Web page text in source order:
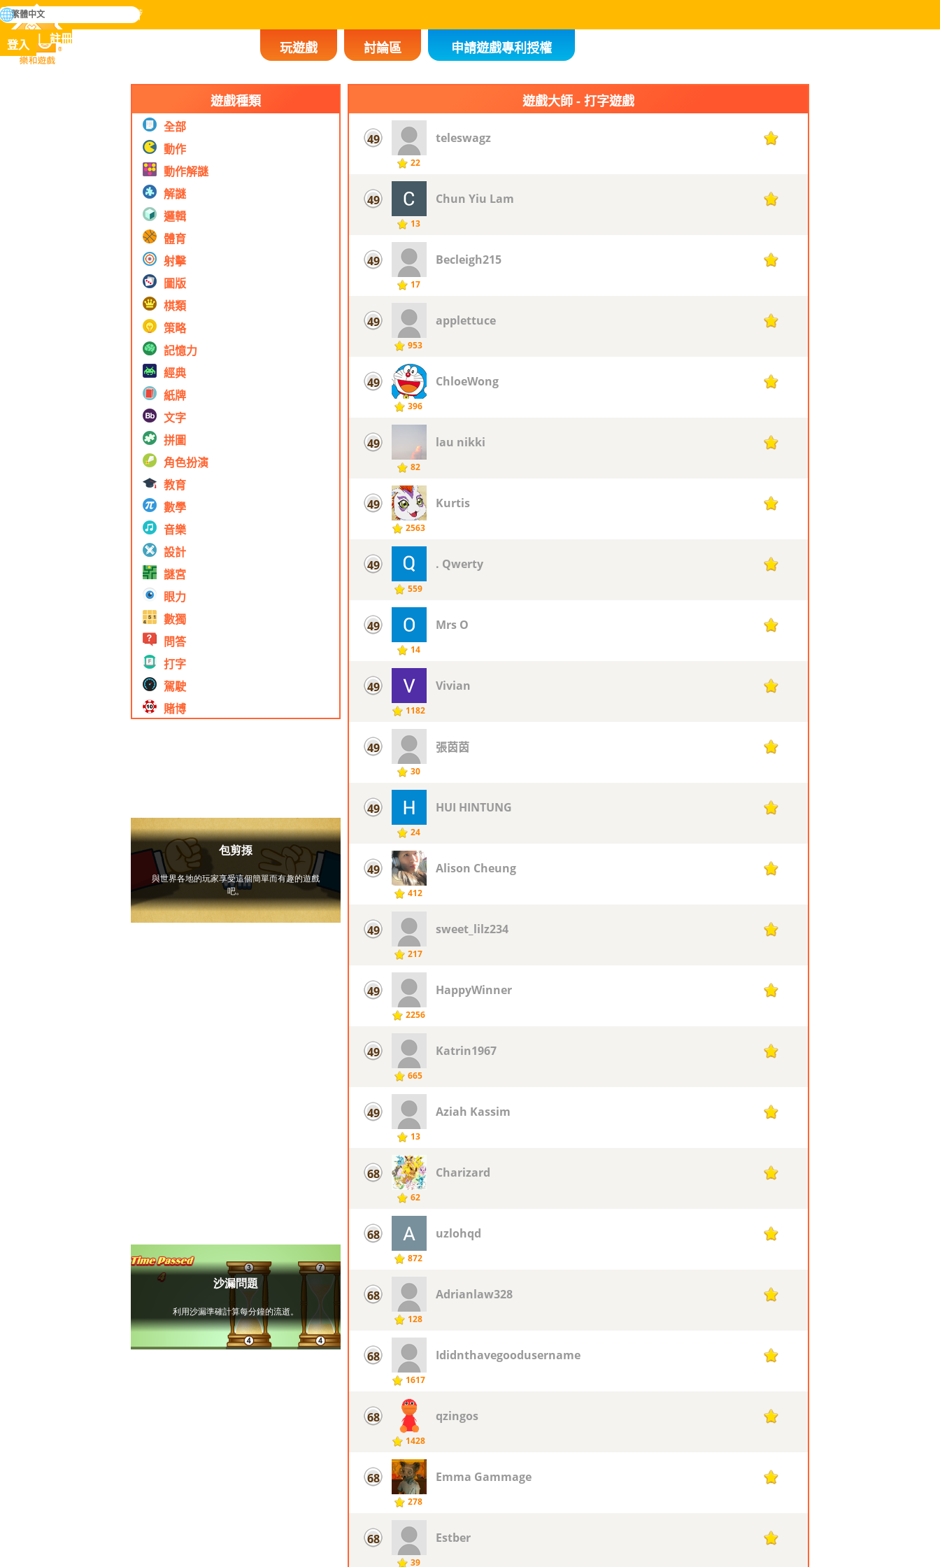
樂和遊戲
掌握人類歷史上所有遊戲
搜
尋
玩遊戲 討論區 申請遊戲專利授權
登入 註冊
繁體中文
遊戲種類
全部
動作
動作解謎
解謎
邏輯
體育
射擊
圖版
棋類
策略
記憶力
經典
紙牌
文字
拼圖
角色扮演
教育
數學
音樂
設計
謎宮
眼力
數獨
問答
打字
駕駛
賭博
遊戲大師 - 打字遊戲
49
22
teleswagz 13
49
13
Chun Yiu Lam 13
49
17
Becleigh215 13
49
953
applettuce 13
49
396
ChloeWong 13
49
82
lau nikki 13
49
2563
Kurtis 13
49
559
. Qwerty 13
49
14
Mrs O 13
49
1182
Vivian 13
49
30
張茵茵 13
49
24
HUI HINTUNG 13
49
412
Alison Cheung 13
49
217
sweet_lilz234 13
49
2256
HappyWinner 13
49
665
Katrin1967 13
49
13
Aziah Kassim 13
68
62
Charizard 12
68
872
uzlohqd 12
68
128
Adrianlaw328 12
68
1617
Ididnthavegoodusername 12
68
1428
qzingos 12
68
278
Emma Gammage 12
68
39
Estber 12